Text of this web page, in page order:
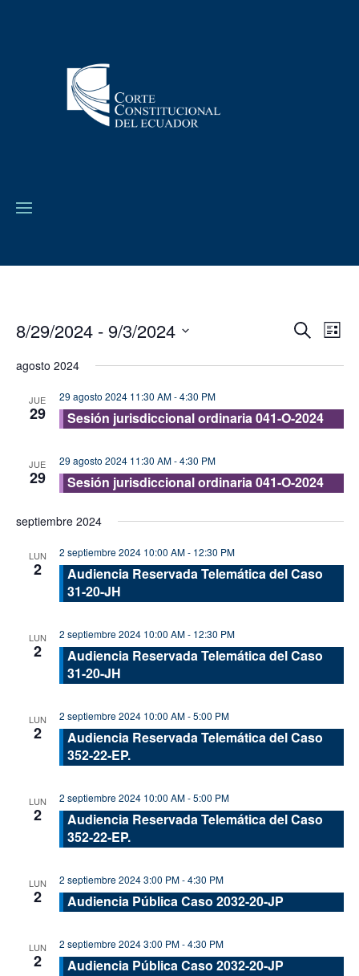
vistas
Buscar
Lista
8/29/2024 - 9/3/2024
fecha.
agosto 2024
JUE
29
29 agosto 2024 11:30 AM-4:30 PM
Sesión jurisdiccional ordinaria 041-O-2024
JUE
29
29 agosto 2024 11:30 AM-4:30 PM
Sesión jurisdiccional ordinaria 041-O-2024
septiembre 2024
LUN
2
2 septiembre 2024 10:00 AM- 12:30 PM
Audiencia Reservada Telemática del Caso
31-20-JH
LUN
2
2 septiembre 2024 10:00 AM- 12:30 PM
Audiencia Reservada Telemática del Caso
31-20-JH
LUN
2
2 septiembre 2024 10:00 AM-5:00 PM
Audiencia Reservada Telemática del Caso
352-22-EP.
LUN
2
2 septiembre 2024 10:00 AM-5:00 PM
Audiencia Reservada Telemática del Caso
352-22-EP.
LUN
2
2 septiembre 2024 3:00 PM-4:30 PM
Audiencia Pública Caso 2032-20-JP
LUN
2
2 septiembre 2024 3:00 PM-4:30 PM
Audiencia Pública Caso 2032-20-JP